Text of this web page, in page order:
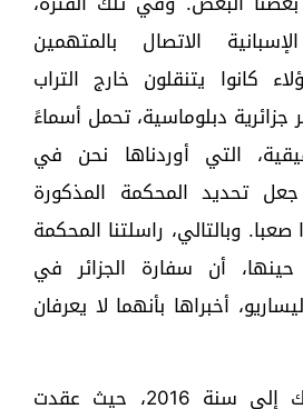
الاتصال بالمتهمين
كانوا يتنقلون خارج التراب
جزائرية دبلوماسية، تحمل أسماءً
التي أوردناها نحن في
تحديد المحكمة المذكورة
وبالتالي، راسلتنا المحكمة
حينها، أن سفارة الجزائر في
أخبراها بأنهما لا يعرفان
واستمر الوضع كذلك إلى سنة 2016، حيث عقدت